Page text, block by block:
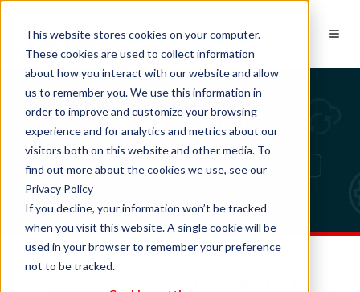
This website stores cookies on your computer.
These cookies are used to collect information
about how you interact with our website and allow
us to remember you. We use this information in
order to improve and customize your browsing
experience and for analytics and metrics about our
visitors both on this website and other media. To
find out more about the cookies we use, see our
Privacy Policy
If you decline, your information won’t be tracked
when you visit this website. A single cookie will be
used in your browser to remember your preference
not to be tracked.
Functionaliteit